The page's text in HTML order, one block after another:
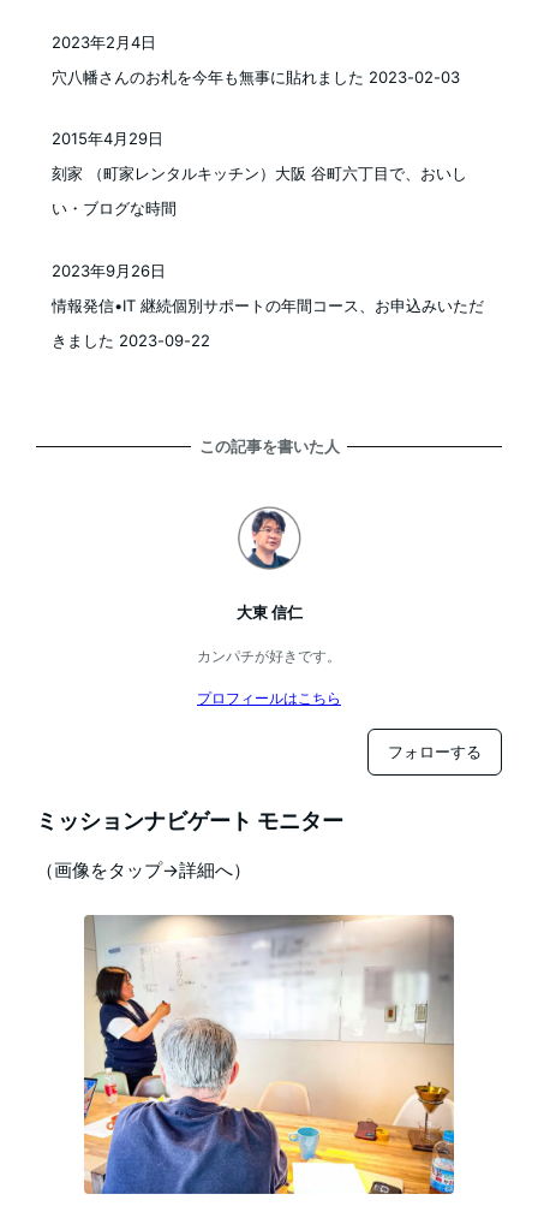
穴八幡さんのお札を今年も無事に貼れました 2023-02-03
2023年2月4日
刻家 （町家レンタルキッチン）大阪 谷町六丁目で、おいし
い・ブログな時間
2015年4月29日
情報発信•IT 継続個別サポートの年間コース、お申込みいただ
きました 2023-09-22
2023年9月26日
この記事を書いた人
大東 信仁
カンパチが好きです。
プロフィールはこちら
フォローする
ミッションナビゲート モニター
（画像をタップ→詳細へ）